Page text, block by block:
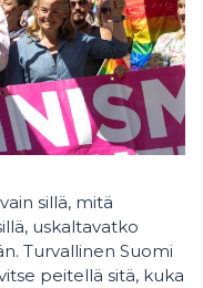
sillä, mitä
uskaltavatko
Turvallinen Suomi
peitellä sitä, kuka